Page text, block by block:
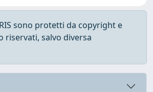
sono protetti da copyright e
salvo diversa